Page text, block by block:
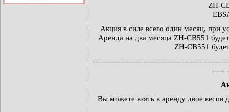
ZH-
Акция в силе всего один месяц, при
Аренда на два месяца ZH-CB551
ZH-CB551
Вы можете взять в аренду двое весов